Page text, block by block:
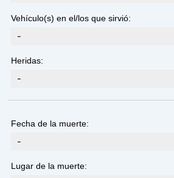
Vehículo(s) en el/los que sirvió:
-
Heridas:
-
Fecha de la muerte:
-
Lugar de la muerte: